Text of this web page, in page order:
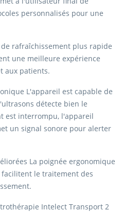
personnalisés pour une
rafraîchissement plus rapide
une meilleure expérience
aux patients.
L'appareil est capable de
détecte bien le
est interrompu, l'appareil
un signal sonore pour alerter
La poignée ergonomique
facilitent le traitement des
Intelect Transport 2